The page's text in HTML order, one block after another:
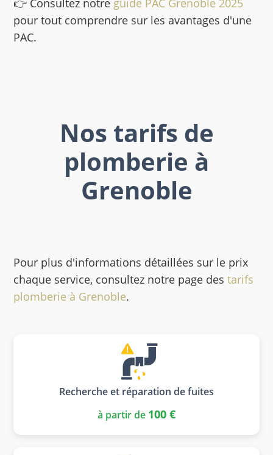
👉 Consultez notre guide PAC Grenoble 2025
pour tout comprendre sur les avantages d'une
PAC.
Nos tarifs de
plomberie à
Grenoble
Pour plus d'informations détaillées sur le prix
chaque service, consultez notre page destarifs
plomberie à Grenoble.
Recherche et réparation de fuites
à partir de 100 €